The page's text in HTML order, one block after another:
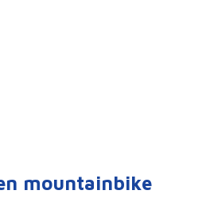
mountainbike